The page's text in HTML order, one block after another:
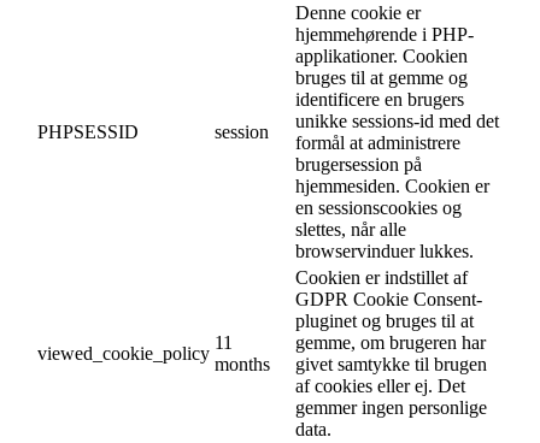
PHPSESSID session
Denne cookie er
hjemmehørende i PHP-
applikationer. Cookien
bruges til at gemme og
identificere en brugers
unikke sessions-id med det
formål at administrere
brugersession på
hjemmesiden. Cookien er
en sessionscookies og
slettes, når alle
browservinduer lukkes.
viewed_cookie_policy
11
months
Cookien er indstillet af
GDPR Cookie Consent-
pluginet og bruges til at
gemme, om brugeren har
givet samtykke til brugen
af cookies eller ej. Det
gemmer ingen personlige
data.